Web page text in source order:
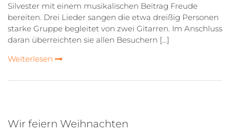
Silvester mit einem musikalischen Beitrag Freude
bereiten. Drei Lieder sangen die etwa dreißig Personen
starke Gruppe begleitet von zwei Gitarren. Im Anschluss
daran überreichten sie allen Besuchern […]
Weiterlesen
Wir feiern Weihnachten